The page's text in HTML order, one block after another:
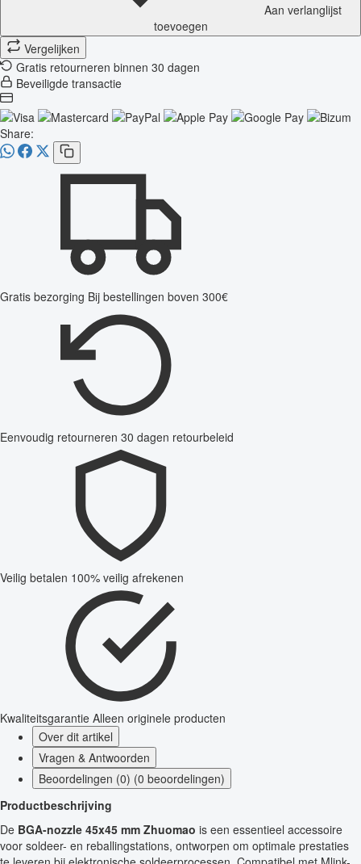
Aan verlanglijst
toevoegen
Vergelijken
Gratis retourneren binnen 30 dagen
Beveiligde transactie
Share:
Gratis bezorging Bij bestellingen boven 300€
Eenvoudig retourneren 30 dagen retourbeleid
Veilig betalen 100% veilig afrekenen
Kwaliteitsgarantie Alleen originele producten
Over dit artikel
Vragen & Antwoorden
Beoordelingen (0) (0 beoordelingen)
Productbeschrijving
De BGA-nozzle 45x45 mm Zhuomao is een essentieel accessoire
voor soldeer- en reballingstations, ontworpen om optimale prestaties